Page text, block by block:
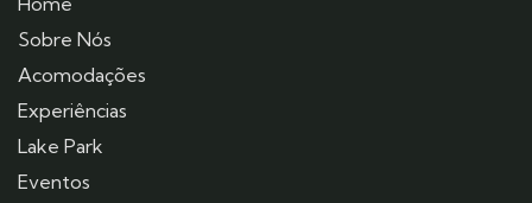
Sobre Nós
Acomodações
Experiências
Lake Park
Eventos